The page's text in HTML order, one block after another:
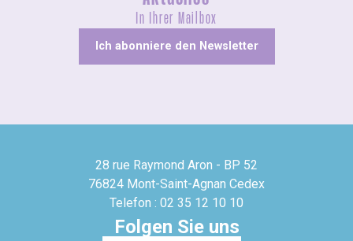
In Ihrer Mailbox
Ich abonniere den Newsletter
28 rue Raymond Aron - BP 52
76824 Mont-Saint-Agnan Cedex
Telefon : 02 35 12 10 10
Folgen Sie uns